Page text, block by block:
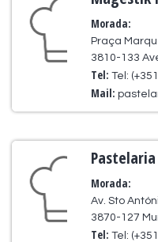
Morada:
Praça
3810-133
Tel:Tel:
Mail:
Morada:
Av. Sto
3870-127
Tel:Tel: